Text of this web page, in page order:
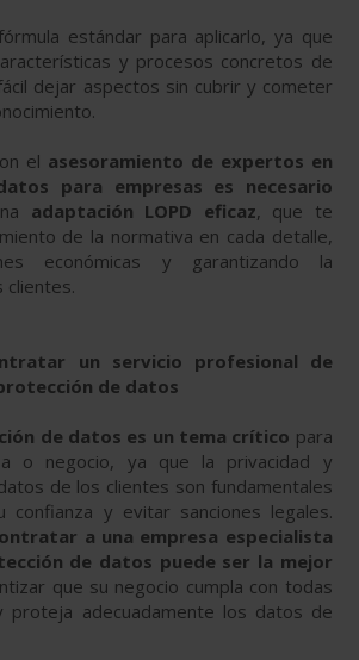
estándar para aplicarlo, ya que
y procesos concretos de
dejar aspectos sin cubrir y cometer
el asesoramiento de expertos en
para empresas es necesario
adaptación LOPD eficaz, que te
de la normativa en cada detalle,
económicas y garantizando la
clientes.
un servicio profesional de
de datos
de datos es un tema crítico para
o negocio, ya que la privacidad y
de los clientes son fundamentales
confianza y evitar sanciones legales.
a una empresa especialista
de datos puede ser la mejor
que su negocio cumpla con todas
proteja adecuadamente los datos de